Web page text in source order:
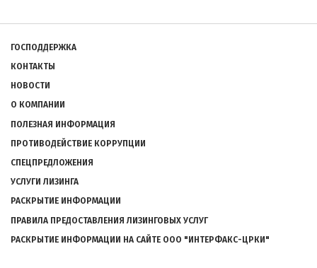
Подвал
ГОСПОДДЕРЖКА
КОНТАКТЫ
НОВОСТИ
О КОМПАНИИ
ПОЛЕЗНАЯ ИНФОРМАЦИЯ
ПРОТИВОДЕЙСТВИЕ КОРРУПЦИИ
СПЕЦПРЕДЛОЖЕНИЯ
УСЛУГИ ЛИЗИНГА
РАСКРЫТИЕ ИНФОРМАЦИИ
ПРАВИЛА ПРЕДОСТАВЛЕНИЯ ЛИЗИНГОВЫХ УСЛУГ
РАСКРЫТИЕ ИНФОРМАЦИИ НА САЙТЕ ООО "ИНТЕРФАКС-ЦРКИ"